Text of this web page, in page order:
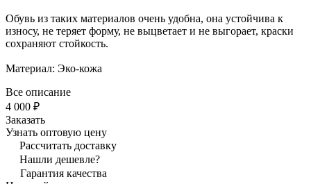
Обувь из таких материалов очень удобна, она устойчива к
износу, не теряет форму, не выцветает и не выгорает, краски
сохраняют стойкость.
Материал: Эко-кожа
Все описание
4 000 ₽
Заказать
Узнать оптовую цену
Рассчитать доставку
Нашли дешевле?
Гарантия качества